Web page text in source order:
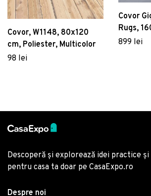
Covor, W1148, 80x120
cm, Poliester, Multicolor
98 lei
Covor
Rugs,
ocru
899 lei
Descoperă și explorează idei practice
pentru casa ta doar pe CasaExpo.ro
Despre noi